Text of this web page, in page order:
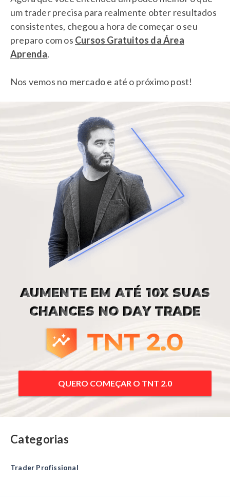
um trader precisa para realmente obter resultados
consistentes, chegou a hora de começar o seu
preparo com os Cursos Gratuitos da Área
Aprenda.
Nos vemos no mercado e até o próximo post!
AUMENTE EM ATÉ 10X SUAS
CHANCES NO DAY TRADE
QUERO COMEÇAR O TNT 2.0
Categorias
Trader Profissional